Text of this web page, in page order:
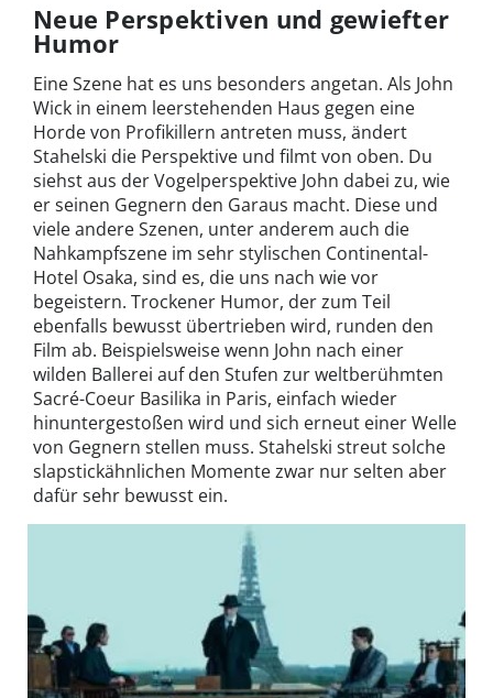
Neue Perspektiven und gewiefter
Humor
Eine Szene hat es uns besonders angetan. Als John
Wick in einem leerstehenden Haus gegen eine
Horde von Profikillern antreten muss, ändert
Stahelski die Perspektive und filmt von oben. Du
siehst aus der Vogelperspektive John dabei zu, wie
er seinen Gegnern den Garaus macht. Diese und
viele andere Szenen, unter anderem auch die
Nahkampfszene im sehr stylischen Continental-
Hotel Osaka, sind es, die uns nach wie vor
begeistern. Trockener Humor, der zum Teil
ebenfalls bewusst übertrieben wird, runden den
Film ab. Beispielsweise wenn John nach einer
wilden Ballerei auf den Stufen zur weltberühmten
Sacré-Coeur Basilika in Paris, einfach wieder
hinuntergestoßen wird und sich erneut einer Welle
von Gegnern stellen muss. Stahelski streut solche
slapstickähnlichen Momente zwar nur selten aber
dafür sehr bewusst ein.